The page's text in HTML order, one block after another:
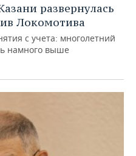
развернулась
Локомотива
с учета: многолетний
намного выше